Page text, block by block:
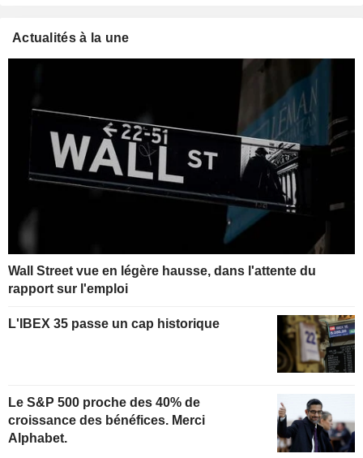
Actualités à la une
Wall Street vue en légère hausse, dans l'attente du
rapport sur l'emploi
L'IBEX 35 passe un cap historique
Le S&P 500 proche des 40% de
croissance des bénéfices. Merci
Alphabet.